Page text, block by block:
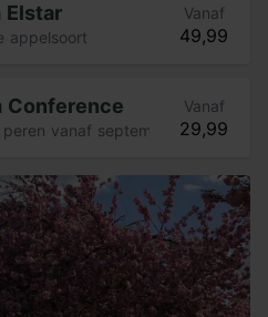
Elstar
appelsoort
Vanaf
49,99
Conference
vanaf september
Vanaf
29,99